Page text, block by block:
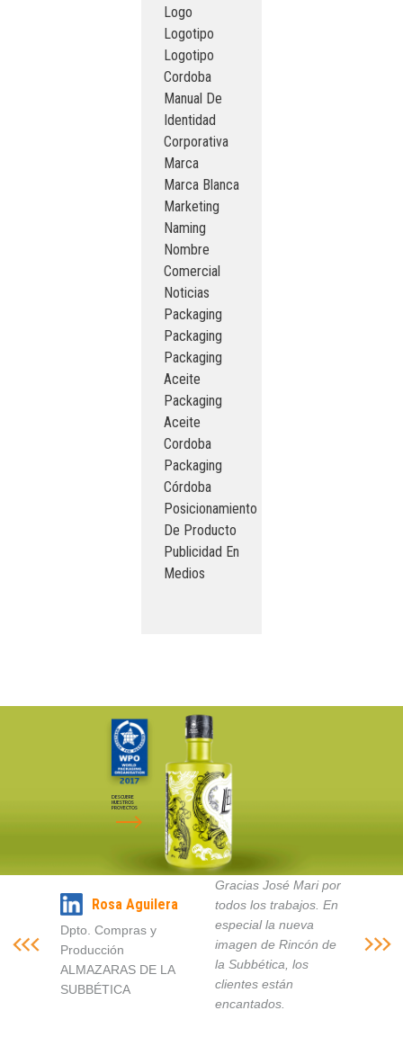
Logo
Logotipo
Logotipo
Cordoba
Manual De
Identidad
Corporativa
Marca
Marca Blanca
Marketing
Naming
Nombre
Comercial
Noticias
Packaging
Packaging
Packaging
Aceite
Packaging
Aceite
Cordoba
Packaging
Córdoba
Posicionamiento
De Producto
Publicidad En
Medios
DESCUBRE
NUESTROS
PROYECTOS
Rosa Aguilera
Dpto. Compras y
Producción
ALMAZARAS DE LA
SUBBÉTICA
Gracias José Mari por
todos los trabajos. En
especial la nueva
imagen de Rincón de
la Subbética, los
clientes están
encantados.